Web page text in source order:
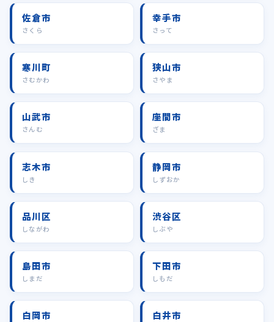
佐倉市
さくら
幸手市
さって
寒川町
さむかわ
狭山市
さやま
山武市
さんむ
座間市
ざま
志木市
しき
静岡市
しずおか
品川区
しながわ
渋谷区
しぶや
島田市
しまだ
下田市
しもだ
白岡市 白井市